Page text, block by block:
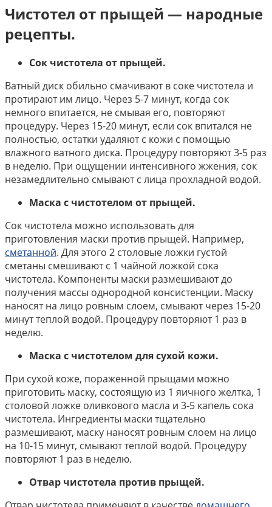
Чистотел от прыщей — народные
рецепты.
Сок чистотела от прыщей.
Ватный диск обильно смачивают в соке чистотела и
протирают им лицо. Через 5-7 минут, когда сок
немного впитается, не смывая его, повторяют
процедуру. Через 15-20 минут, если сок впитался не
полностью, остатки удаляют с кожи с помощью
влажного ватного диска. Процедуру повторяют 3-5 раз
в неделю. При ощущении интенсивного жжения, сок
незамедлительно смывают с лица прохладной водой.
Маска с чистотелом от прыщей.
Сок чистотела можно использовать для
приготовления маски против прыщей. Например,
сметанной. Для этого 2 столовые ложки густой
сметаны смешивают с 1 чайной ложкой сока
чистотела. Компоненты маски размешивают до
получения массы однородной консистенции. Маску
наносят на лицо ровным слоем, смывают через 15-20
минут теплой водой. Процедуру повторяют 1 раз в
неделю.
Маска с чистотелом для сухой кожи.
При сухой коже, пораженной прыщами можно
приготовить маску, состоящую из 1 яичного желтка, 1
столовой ложке оливкового масла и 3-5 капель сока
чистотела. Ингредиенты маски тщательно
размешивают, маску наносят ровным слоем на лицо
на 10-15 минут, смывают теплой водой. Процедуру
повторяют 1 раз в неделю.
Отвар чистотела против прыщей.